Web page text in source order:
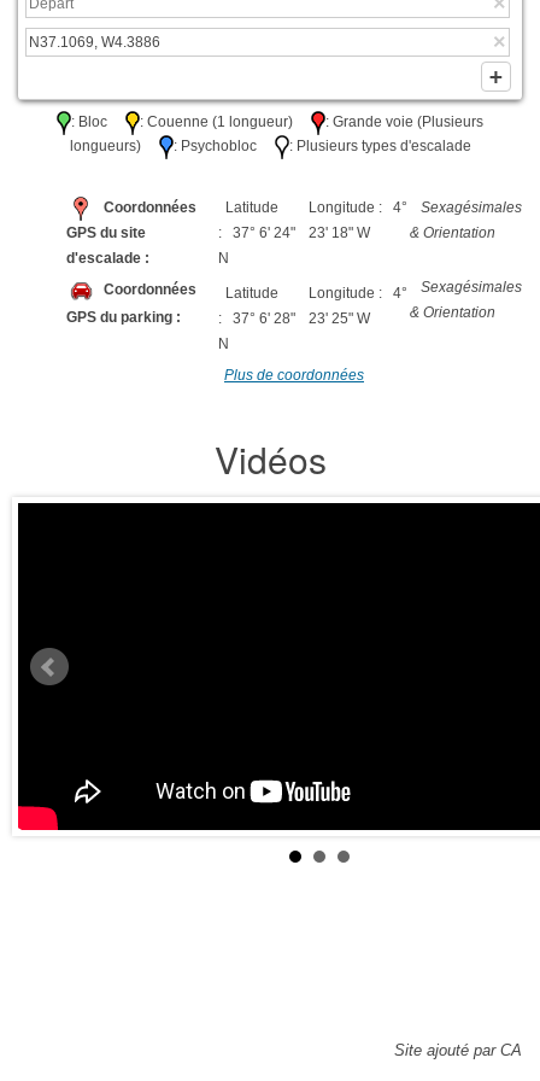
: Bloc : Couenne (1 longueur)
: Grande voie (Plusieurs
longueurs)
: Psychobloc : Plusieurs types d'escalade
Coordonnées
GPS du site
d'escalade :
Latitude
: 37° 6' 24"
N
Longitude : 4°
23' 18" W
Sexagésimales
& Orientation
Coordonnées
GPS du parking :
Latitude
: 37° 6' 28"
N
Longitude : 4°
23' 25" W
Sexagésimales
& Orientation
Plus de coordonnées
Vidéos
Site ajouté par CA